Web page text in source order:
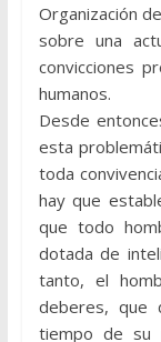
Organización
sobre una
convicciones
humanos.
Desde
esta
toda
hay que
que todo
dotada de
tanto, el
deberes, que
tiempo de su